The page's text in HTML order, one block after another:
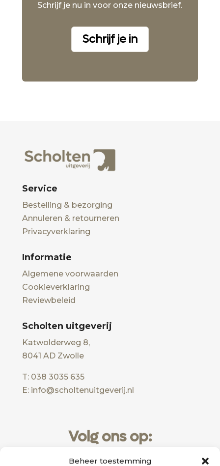
Beheer toestemming
Schrijf je nu in voor onze nieuwsbrief.
Schrijf je in
Service
Bestelling & bezorging
Annuleren & retourneren
Privacyverklaring
Informatie
Algemene voorwaarden
Cookieverklaring
Reviewbeleid
Scholten uitgeverij
Katwolderweg 8,
8041 AD Zwolle
T: 038 3035 635
E: info@scholtenuitgeverij.nl
Volg ons op: